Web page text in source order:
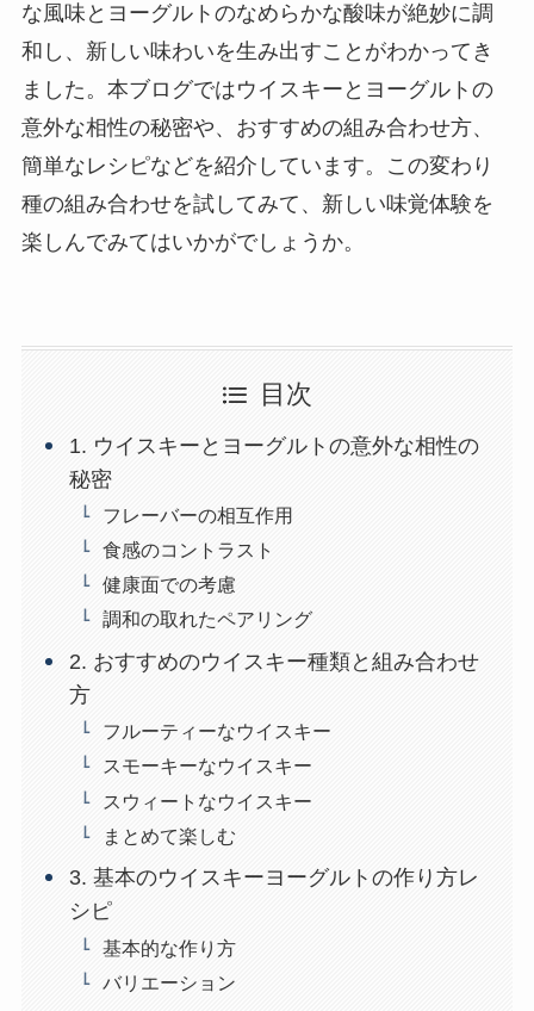
な風味とヨーグルトのなめらかな酸味が絶妙に調
和し、新しい味わいを生み出すことがわかってき
ました。本ブログではウイスキーとヨーグルトの
意外な相性の秘密や、おすすめの組み合わせ方、
簡単なレシピなどを紹介しています。この変わり
種の組み合わせを試してみて、新しい味覚体験を
楽しんでみてはいかがでしょうか。
目次
1. ウイスキーとヨーグルトの意外な相性の
秘密
フレーバーの相互作用
食感のコントラスト
健康面での考慮
調和の取れたペアリング
2. おすすめのウイスキー種類と組み合わせ
方
フルーティーなウイスキー
スモーキーなウイスキー
スウィートなウイスキー
まとめて楽しむ
3. 基本のウイスキーヨーグルトの作り方レ
シピ
基本的な作り方
バリエーション